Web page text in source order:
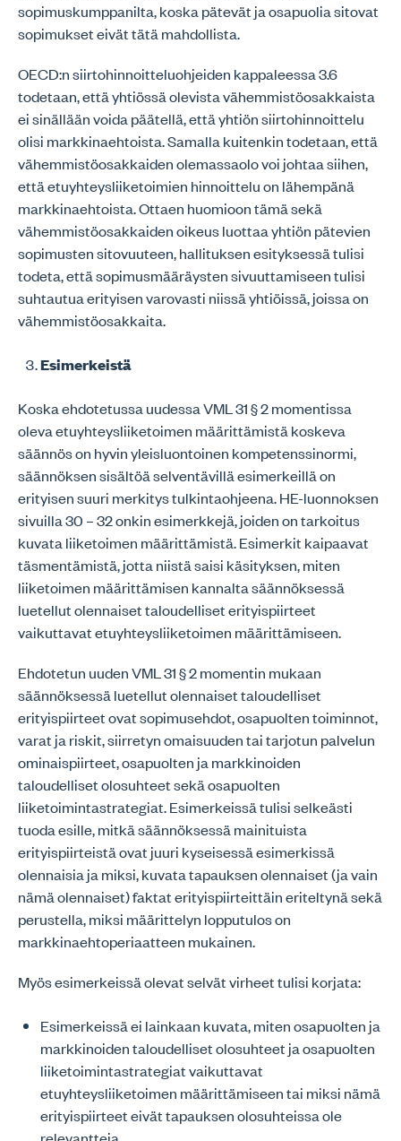
sopimuskumppanilta, koska pätevät ja osapuolia sitovat
sopimukset eivät tätä mahdollista.
OECD:n siirtohinnoitteluohjeiden kappaleessa 3.6
todetaan, että yhtiössä olevista vähemmistöosakkaista
ei sinällään voida päätellä, että yhtiön siirtohinnoittelu
olisi markkinaehtoista. Samalla kuitenkin todetaan, että
vähemmistöosakkaiden olemassaolo voi johtaa siihen,
että etuyhteysliiketoimien hinnoittelu on lähempänä
markkinaehtoista. Ottaen huomioon tämä sekä
vähemmistöosakkaiden oikeus luottaa yhtiön pätevien
sopimusten sitovuuteen, hallituksen esityksessä tulisi
todeta, että sopimusmääräysten sivuuttamiseen tulisi
suhtautua erityisen varovasti niissä yhtiöissä, joissa on
vähemmistöosakkaita.
Esimerkeistä
Koska ehdotetussa uudessa VML 31 § 2 momentissa
oleva etuyhteysliiketoimen määrittämistä koskeva
säännös on hyvin yleisluontoinen kompetenssinormi,
säännöksen sisältöä selventävillä esimerkeillä on
erityisen suuri merkitys tulkintaohjeena. HE-luonnoksen
sivuilla 30 – 32 onkin esimerkkejä, joiden on tarkoitus
kuvata liiketoimen määrittämistä. Esimerkit kaipaavat
täsmentämistä, jotta niistä saisi käsityksen, miten
liiketoimen määrittämisen kannalta säännöksessä
luetellut olennaiset taloudelliset erityispiirteet
vaikuttavat etuyhteysliiketoimen määrittämiseen.
Ehdotetun uuden VML 31 § 2 momentin mukaan
säännöksessä luetellut olennaiset taloudelliset
erityispiirteet ovat sopimusehdot, osapuolten toiminnot,
varat ja riskit, siirretyn omaisuuden tai tarjotun palvelun
ominaispiirteet, osapuolten ja markkinoiden
taloudelliset olosuhteet sekä osapuolten
liiketoimintastrategiat. Esimerkeissä tulisi selkeästi
tuoda esille, mitkä säännöksessä mainituista
erityispiirteistä ovat juuri kyseisessä esimerkissä
olennaisia ja miksi, kuvata tapauksen olennaiset (ja vain
nämä olennaiset) faktat erityispiirteittäin eriteltynä sekä
perustella, miksi määrittelyn lopputulos on
markkinaehtoperiaatteen mukainen.
Myös esimerkeissä olevat selvät virheet tulisi korjata:
Esimerkeissä ei lainkaan kuvata, miten osapuolten ja
markkinoiden taloudelliset olosuhteet ja osapuolten
liiketoimintastrategiat vaikuttavat
etuyhteysliiketoimen määrittämiseen tai miksi nämä
erityispiirteet eivät tapauksen olosuhteissa ole